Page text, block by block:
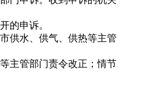
的申诉。
供水、供气、供热等主管
主管部门责令改正；情节